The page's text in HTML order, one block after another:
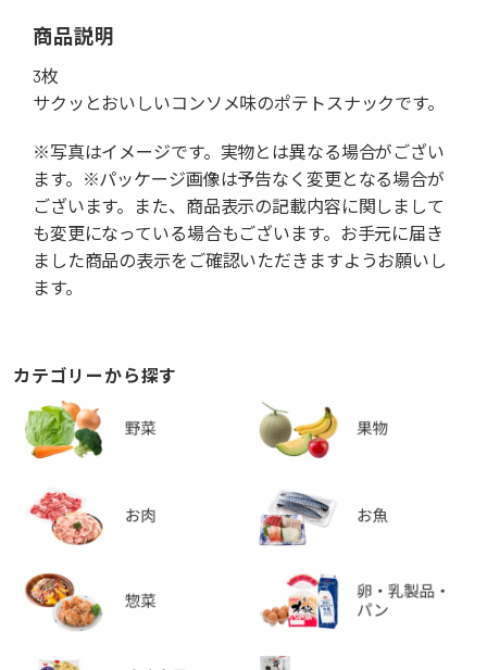
商品説明
3枚
サクッとおいしいコンソメ味のポテトスナックです。
※写真はイメージです。実物とは異なる場合がござい
ます。※パッケージ画像は予告なく変更となる場合が
ございます。また、商品表示の記載内容に関しまして
も変更になっている場合もございます。お手元に届き
ました商品の表示をご確認いただきますようお願いし
ます。
カテゴリーから探す